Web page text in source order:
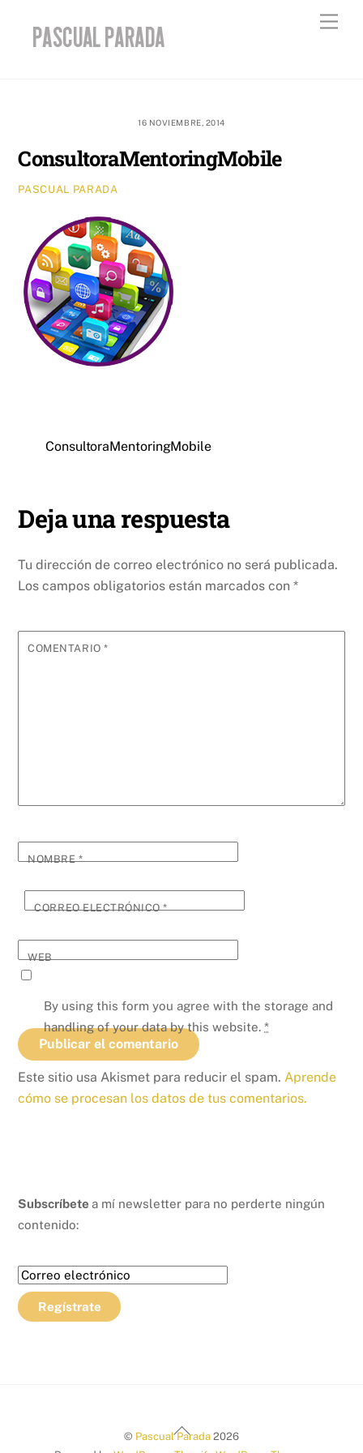
content
16 NOVIEMBRE, 2014
ConsultoraMentoringMobile
PASCUAL PARADA
ConsultoraMentoringMobile
Deja una respuesta
Tu dirección de correo electrónico no será publicada.
Los campos obligatorios están marcados con*
COMENTARIO*
NOMBRE*
CORREO ELECTRÓNICO*
WEB
By using this form you agree with the storage and
handling of your data by this website.*
Este sitio usa Akismet para reducir el spam. Aprende
cómo se procesan los datos de tus comentarios.
Subscríbete a mí newsletter para no perderte ningún
contenido:
Back
To
© Pascual Parada 2026